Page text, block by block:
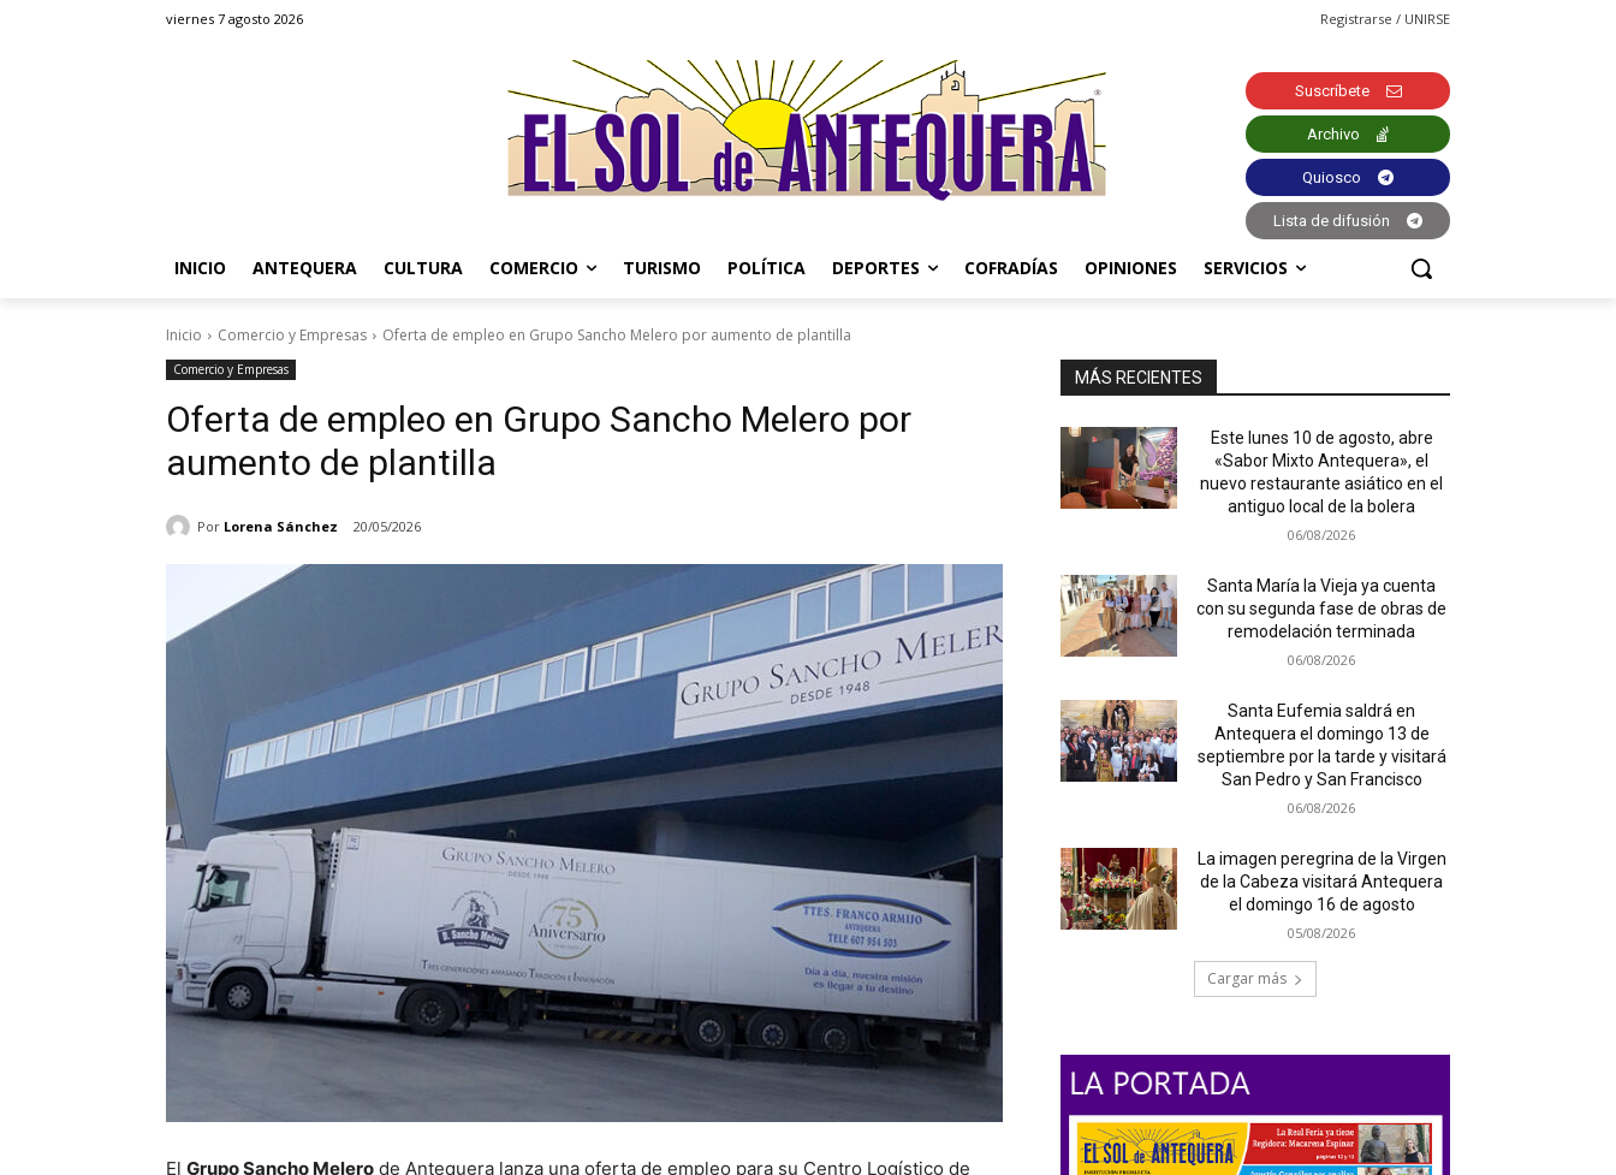
viernes 7 agosto 2026 Registrarse / UNIRSE
Suscríbete
Archivo
Quiosco
Lista de difusión
INICIO ANTEQUERA CULTURA COMERCIO TURISMO POLÍTICA DEPORTES COFRADÍAS OPINIONES SERVICIOS
Inicio Comercio y Empresas Oferta de empleo en Grupo Sancho Melero por aumento de plantilla
Comercio y Empresas
Oferta de empleo en Grupo Sancho Melero por
aumento de plantilla
Por Lorena Sánchez 20/05/2026
El Grupo Sancho Melero de Antequera lanza una oferta de empleo para su Centro Logístico de
MÁS RECIENTES
Este lunes 10 de agosto, abre
«Sabor Mixto Antequera», el
nuevo restaurante asiático en el
antiguo local de la bolera
06/08/2026
Santa María la Vieja ya cuenta
con su segunda fase de obras de
remodelación terminada
06/08/2026
Santa Eufemia saldrá en
Antequera el domingo 13 de
septiembre por la tarde y visitará
San Pedro y San Francisco
06/08/2026
La imagen peregrina de la Virgen
de la Cabeza visitará Antequera
el domingo 16 de agosto
05/08/2026
Cargar más